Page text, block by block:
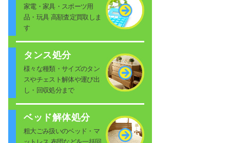
家電・家具・スポーツ用
品・玩具 高額査定買取しま
す
タンス処分
様々な種類・サイズのタン
スやチェスト解体や運び出
し・回収処分まで
ベッド解体処分
粗大ごみ扱いのベッド・マ